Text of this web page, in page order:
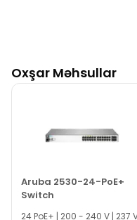
Oxşar Məhsullar
Aruba 2530-24-PoE+
Switch
24 PoE+ | 200 - 240 V | 237